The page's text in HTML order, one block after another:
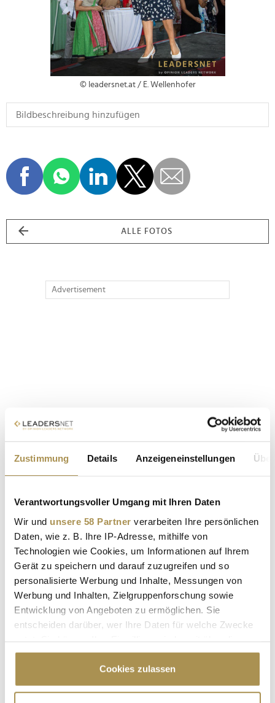
Zustimmung Details Anzeigeneinstellungen
Verantwortungsvoller Umgang mit Ihren Daten
Wir und unsere 58 Partner verarbeiten Ihre persönlichen
Daten, wie z. B. Ihre IP-Adresse, mithilfe von
Technologien wie Cookies, um Informationen auf Ihrem
Gerät zu speichern und darauf zuzugreifen und so
personalisierte Werbung und Inhalte, Messungen von
Werbung und Inhalten, Zielgruppenforschung sowie
Entwicklung von Angeboten zu ermöglichen. Sie
entscheiden darüber, wer Ihre Daten für welche Zwecke
Cookie-Erklärung oder durch Klicken auf das Privacy
Trigger Symbol ändern oder widerrufen
Cookies zulassen
© leadersnet.at / E. Wellenhofer
ALLE FOTOS
Advertisement